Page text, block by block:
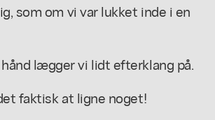
som om vi var lukket inde i en
lægger vi lidt efterklang på.
faktisk at ligne noget!